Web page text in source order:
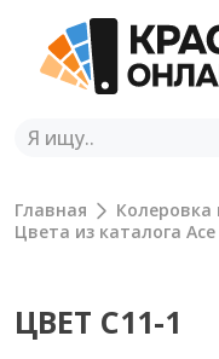
Главная
Колеровка
Цвета из каталога
ЦВЕТ C11-1